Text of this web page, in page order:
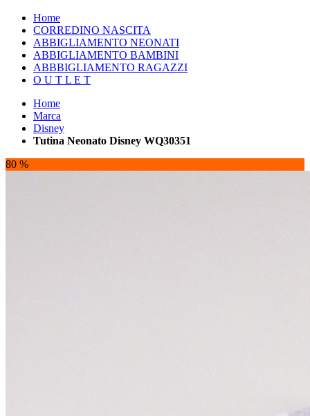
Home
CORREDINO NASCITA
ABBIGLIAMENTO NEONATI
ABBIGLIAMENTO BAMBINI
ABBBIGLIAMENTO RAGAZZI
O U T L E T
Home
Marca
Disney
Tutina Neonato Disney WQ30351
80 %